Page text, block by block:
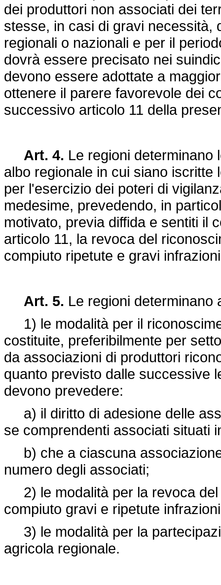
dei produttori non associati dei
stesse, in casi di gravi necessità,
regionali o nazionali e per il
dovrà essere precisato nei
devono essere adottate a
ottenere il parere favorevole dei
successivo articolo 11 della
Art. 4. Le regioni determinano
albo regionale in cui siano
per l'esercizio dei poteri di
medesime, prevedendo, in
motivato, previa diffida e sentiti il
articolo 11, la revoca del
compiuto ripetute e gravi
Art. 5. Le regioni determinano
1) le modalità per il
costituite, preferibilmente per
da associazioni di produttori
quanto previsto dalle successive
devono prevedere:
a) il diritto di adesione delle
se comprendenti associati situati
b) che a ciascuna
numero degli associati;
2) le modalità per la revoca del
compiuto gravi e ripetute
3) le modalità per la
agricola regionale.